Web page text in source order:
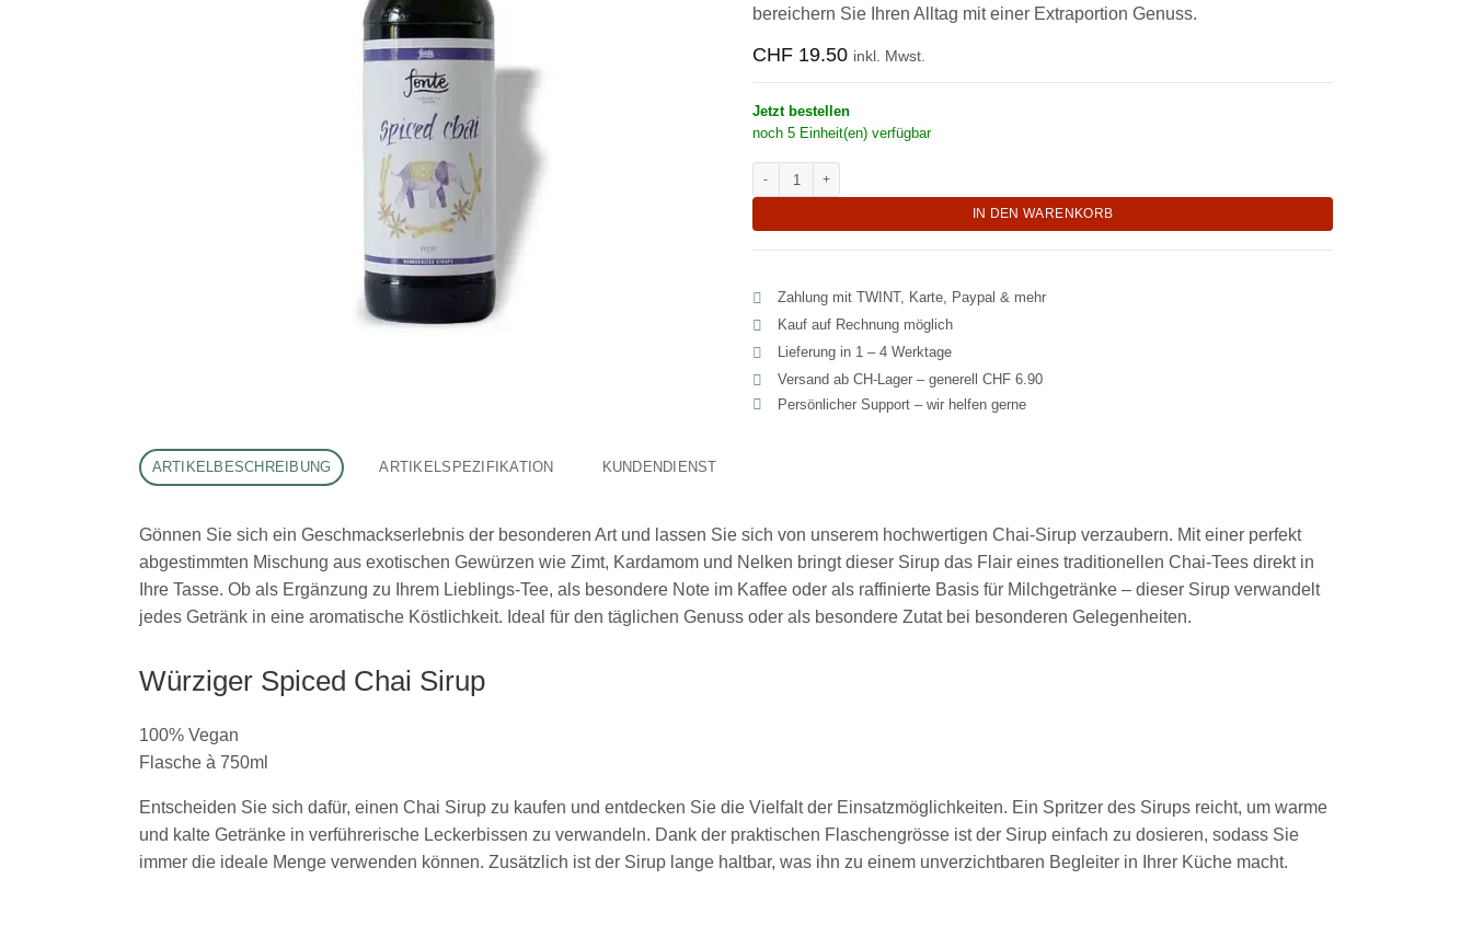
bereichern Sie Ihren Alltag mit einer Extraportion Genuss.
CHF 19.50 inkl. Mwst.
Jetzt bestellen
noch 5 Einheit(en) verfügbar
IN DEN WARENKORB
Zahlung mit TWINT, Karte, Paypal & mehr
Kauf auf Rechnung möglich
Lieferung in 1 – 4 Werktage
Versand ab CH‑Lager – generell CHF 6.90
Persönlicher Support – wir helfen gerne
ARTIKELBESCHREIBUNG ARTIKELSPEZIFIKATION KUNDENDIENST
Gönnen Sie sich ein Geschmackserlebnis der besonderen Art und lassen Sie sich von unserem hochwertigen Chai-Sirup verzaubern. Mit einer perfekt
abgestimmten Mischung aus exotischen Gewürzen wie Zimt, Kardamom und Nelken bringt dieser Sirup das Flair eines traditionellen Chai-Tees direkt in
Ihre Tasse. Ob als Ergänzung zu Ihrem Lieblings-Tee, als besondere Note im Kaffee oder als raffinierte Basis für Milchgetränke – dieser Sirup verwandelt
jedes Getränk in eine aromatische Köstlichkeit. Ideal für den täglichen Genuss oder als besondere Zutat bei besonderen Gelegenheiten.
Würziger Spiced Chai Sirup
100% Vegan
Flasche à 750ml
Entscheiden Sie sich dafür, einen Chai Sirup zu kaufen und entdecken Sie die Vielfalt der Einsatzmöglichkeiten. Ein Spritzer des Sirups reicht, um warme
und kalte Getränke in verführerische Leckerbissen zu verwandeln. Dank der praktischen Flaschengrösse ist der Sirup einfach zu dosieren, sodass Sie
immer die ideale Menge verwenden können. Zusätzlich ist der Sirup lange haltbar, was ihn zu einem unverzichtbaren Begleiter in Ihrer Küche macht.